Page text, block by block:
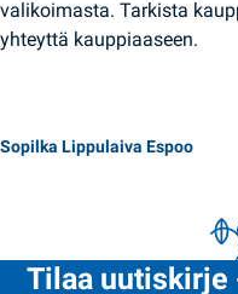
valikoimasta. Tarkista
yhteyttä kauppiaaseen.
Sopilka Lippulaiva Espoo
Tilaa uutiskirje